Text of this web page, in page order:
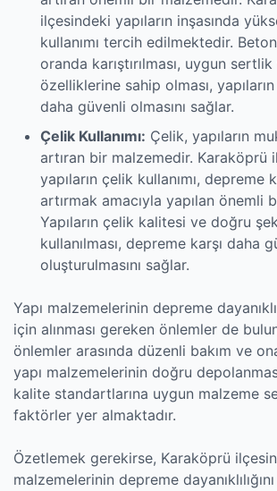
ilçesindeki yapıların inşasında
kullanımı tercih edilmektedir.
oranda karıştırılması, uygun sertlik
özelliklerine sahip olması,
daha güvenli olmasını sağlar.
Çelik Kullanımı: Çelik, yapıların
artıran bir malzemedir. Karaköprü
yapıların çelik kullanımı, depreme
artırmak amacıyla yapılan önemli
Yapıların çelik kalitesi ve doğru
kullanılması, depreme karşı daha
oluşturulmasını sağlar.
Yapı malzemelerinin depreme
için alınması gereken önlemler de
önlemler arasında düzenli bakım ve
yapı malzemelerinin doğru
kalite standartlarına uygun malzeme
faktörler yer almaktadır.
Özetlemek gerekirse, Karaköprü
malzemelerinin depreme